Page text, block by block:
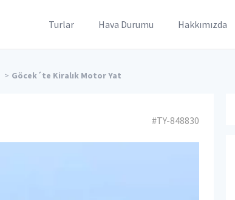
Turlar Hava Durumu Hakkımızda
> Göcek´te Kiralık Motor Yat
#TY-848830